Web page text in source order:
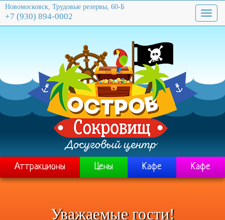
Новомосковск, Трудовые резервы, 60-Б
+7 (930) 894-0002
Toggle
Аттракционы Цены Кафе Кафе
Уважаемые гости!